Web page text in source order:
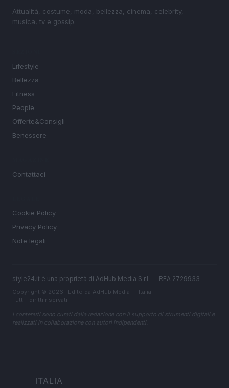
Attualità, costume, moda, bellezza, cinema, celebrity,
musica, tv e gossip.
Lifestyle
Bellezza
Fitness
People
Offerte&Consigli
Benessere
Contattaci
Cookie Policy
Privacy Policy
Note legali
style24.it è una proprietà di AdHub Media S.r.l. — REA 2729933
Copyright © 2026 · Edito da AdHub Media — Italia
Tutti i diritti riservati
I contenuti sono curati dalla redazione con il supporto di strumenti digitali e
realizzati in collaborazione con autori indipendenti.
ITALIA